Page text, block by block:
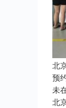
北
预
未
北